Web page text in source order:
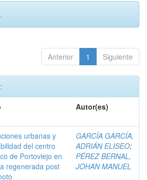
Anterior 1 Siguiente
Autor(es)
urbanas y
del centro
de Portoviejo en
regenerada post
GARCÍA GARCÍA,
ADRIÁN ELISEO;
PÉREZ BERNAL,
JOHAN MANUEL